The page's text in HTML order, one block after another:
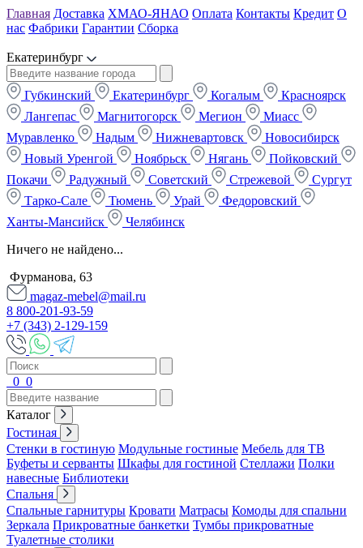
Главная Доставка ХМАО-ЯНАО Оплата Контакты Кредит О
нас Фабрики Гарантии Сборка
Екатеринбург
Губкинский Екатеринбург Когалым
Красноярск
Лангепас
Магнитогорск Мегион
Миасс
Муравленко
Надым Нижневартовск
Новосибирск
Новый Уренгой
Ноябрьск Нягань
Пойковский
Покачи
Радужный Советский Стрежевой
Сургут
Тарко-Сале
Тюмень Урай
Федоровский
Ханты-Мансийск
Челябинск
Ничего не найдено...
Фурманова, 63
magaz-mebel@mail.ru
8 800-201-93-59
+7 (343) 2-129-159
0 0
Каталог
Гостиная
Стенки в гостиную Модульные гостиные Мебель для ТВ
Буфеты и серванты Шкафы для гостиной Стеллажи Полки
навесные Библиотеки
Спальня
Спальные гарнитуры Кровати Матрасы Комоды для спальни
Зеркала Прикроватные банкетки Тумбы прикроватные
Туалетные столики